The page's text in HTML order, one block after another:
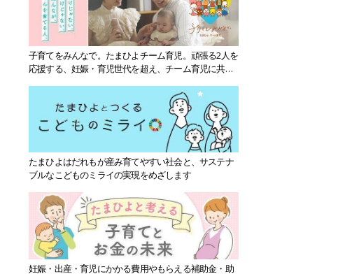
子育てをみんなで。たまひよチーム育児。頑張る2人を
応援する、妊娠・育児世代を超え、チーム育児に共感
たまひよはだれもが産み育てやすい社会と、サステナ
ブルなこどものミライの実現をめざします
妊娠・出産・育児にかかる費用やもらえる補助金・助